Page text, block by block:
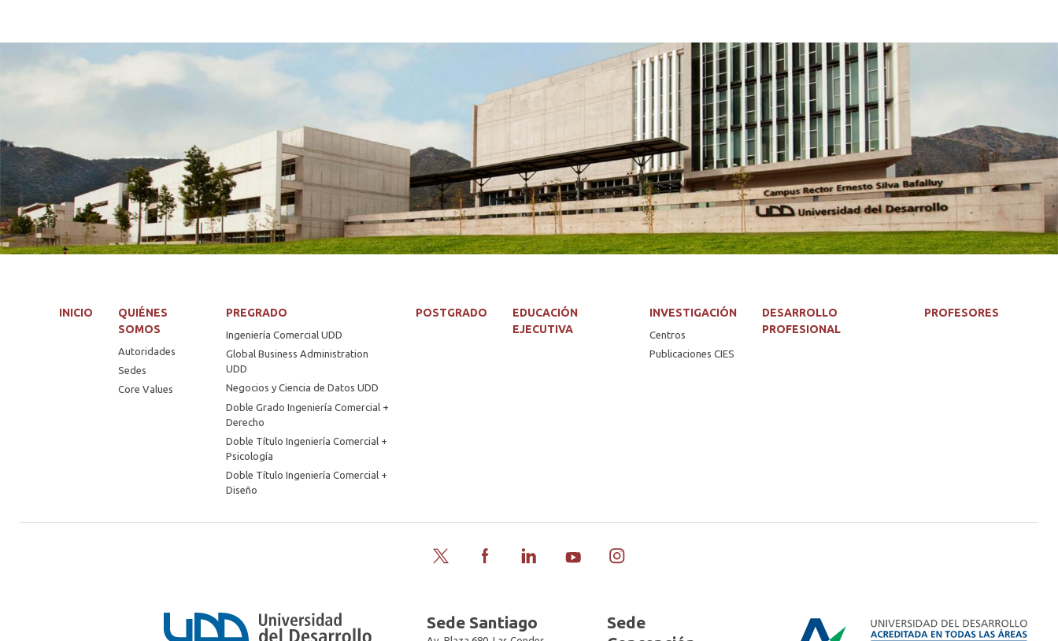
INICIO
QUIÉNES
SOMOS
Autoridades
Sedes
Core Values
PREGRADO
Ingeniería Comercial UDD
Global Business Administration
UDD
Negocios y Ciencia de Datos UDD
Doble Grado Ingeniería Comercial +
Derecho
Doble Título Ingeniería Comercial +
Psicología
Doble Título Ingeniería Comercial +
Diseño
POSTGRADO
EDUCACIÓN
EJECUTIVA
INVESTIGACIÓN
Centros
Publicaciones CIES
DESARROLLO
PROFESIONAL
PROFESORES
Twitter FacebookLinkedInYouTubeInstagram
Sede Santiago
Sede